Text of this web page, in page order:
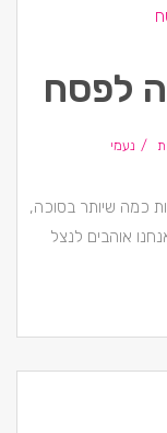
לפסח
נעמי
כמה שיותר בסוכה,
אוהבים לנצל